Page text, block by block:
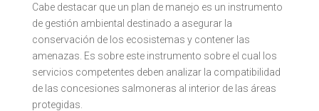
Cabe destacar que un plan de manejo es un instrumento
de gestión ambiental destinado a asegurar la
conservación de los ecosistemas y contener las
amenazas. Es sobre este instrumento sobre el cual los
servicios competentes deben analizar la compatibilidad
de las concesiones salmoneras al interior de las áreas
protegidas.